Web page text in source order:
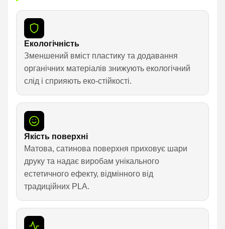
Екологічність
Зменшений вміст пластику та додавання
органічних матеріалів знижують екологічний
слід і сприяють еко-стійкості.
Якість поверхні
Матова, сатинова поверхня приховує шари
друку та надає виробам унікального
естетичного ефекту, відмінного від
традиційних PLA.